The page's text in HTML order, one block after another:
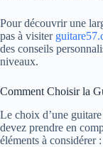
Pour découvrir une
pas à visiter
des conseils
niveaux.
Comment Choisir la
Le choix d’une
devez prendre en
éléments à considérer :